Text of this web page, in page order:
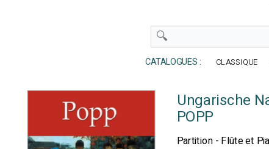
CATALOGUES : CLASSIQUE
Ungarische
POPP
Partition - Flûte et